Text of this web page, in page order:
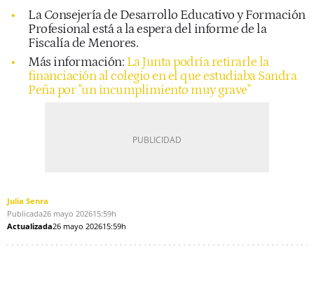
La Consejería de Desarrollo Educativo y Formación
Profesional está a la espera del informe de la
Fiscalía de Menores.
Más información: La Junta podría retirarle la
financiación al colegio en el que estudiaba Sandra
Peña por "un incumplimiento muy grave"
Julia Senra
Publicada26 mayo 202615:59h
Actualizada26 mayo 202615:59h